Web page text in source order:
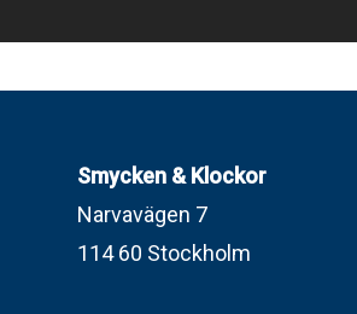
Smycken & Klockor
Narvavägen 7
114 60 Stockholm